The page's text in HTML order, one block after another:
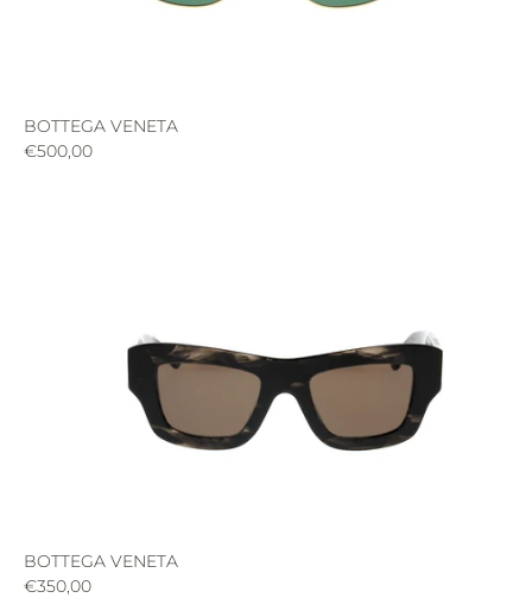
BOTTEGA VENETA
€500,00
BOTTEGA VENETA
€350,00